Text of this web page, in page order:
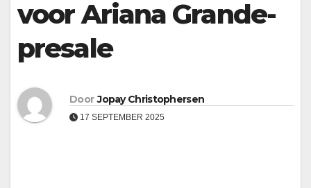
voor Ariana Grande-
presale
Door Jopay Christophersen
17 SEPTEMBER 2025